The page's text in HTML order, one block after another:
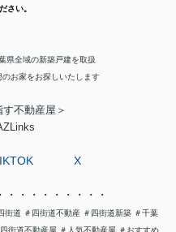
さい。
県全域の新築戸建を取扱
のお家をお探しいたします
不動産屋＞
X
・・・・・・・・・
街道 ＃四街道不動産 ＃四街道新築 ＃千葉
街道不動産屋 ＃人気不動産屋 ＃おすすめ